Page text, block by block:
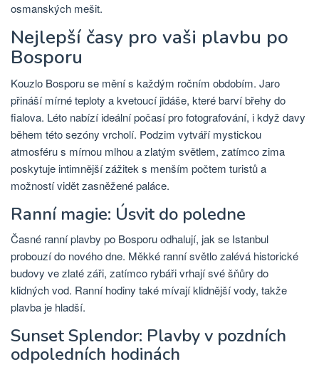
osmanských mešit.
Nejlepší časy pro vaši plavbu po
Bosporu
Kouzlo Bosporu se mění s každým ročním obdobím. Jaro
přináší mírné teploty a kvetoucí jidáše, které barví břehy do
fialova. Léto nabízí ideální počasí pro fotografování, i když davy
během této sezóny vrcholí. Podzim vytváří mystickou
atmosféru s mírnou mlhou a zlatým světlem, zatímco zima
poskytuje intimnější zážitek s menším počtem turistů a
možností vidět zasněžené paláce.
Ranní magie: Úsvit do poledne
Časné ranní plavby po Bosporu odhalují, jak se Istanbul
probouzí do nového dne. Měkké ranní světlo zalévá historické
budovy ve zlaté záři, zatímco rybáři vrhají své šňůry do
klidných vod. Ranní hodiny také mívají klidnější vody, takže
plavba je hladší.
Sunset Splendor: Plavby v pozdních
odpoledních hodinách